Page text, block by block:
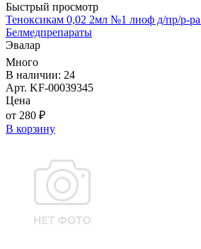
Быстрый просмотр
Теноксикам 0,02 2мл №1 лиоф д/пр/р-ра
Белмедпрепараты
Эвалар
Много
В наличии: 24
Арт. KF-00039345
Цена
от 280 ₽
В корзину